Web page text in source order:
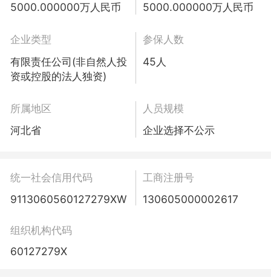
5000.000000万人民币
5000.000000万人民币
企业类型
有限责任公司(非自然人投
资或控股的法人独资)
参保人数
45人
所属地区
河北省
人员规模
企业选择不公示
统一社会信用代码
9113060560127279XW
工商注册号
130605000002617
组织机构代码
60127279X